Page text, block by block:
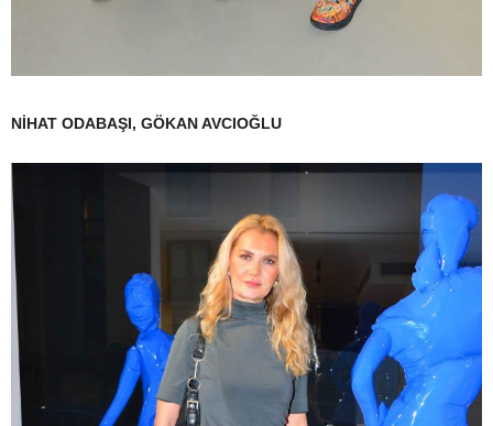
NİHAT ODABAŞI, GÖKAN AVCIOĞLU